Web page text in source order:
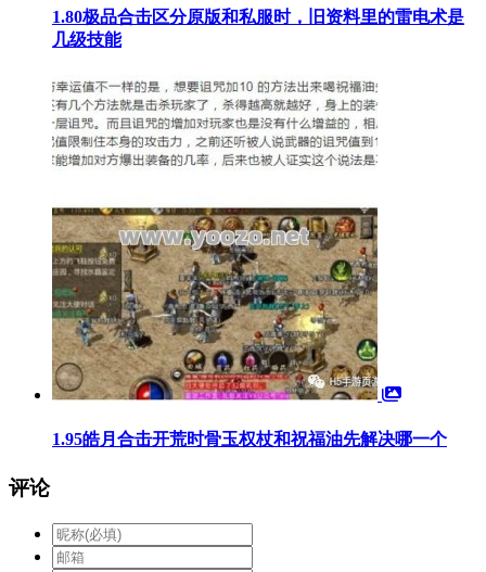
1.80极品合击区分原版和私服时，旧资料里的雷电术是
几级技能
1.95皓月合击开荒时骨玉权杖和祝福油先解决哪一个
评论